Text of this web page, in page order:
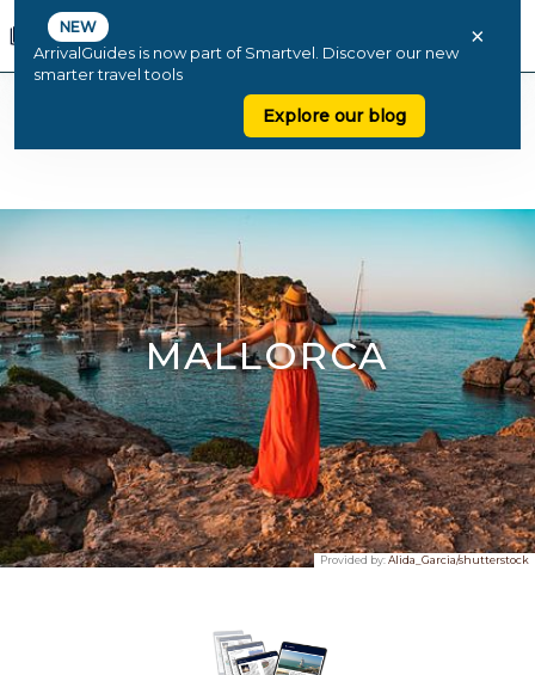
NEW
ArrivalGuides is now part of Smartvel. Discover our new
smarter travel tools
Explore our blog
×
MALLORCA
Provided by:Alida_Garcia/shutterstock